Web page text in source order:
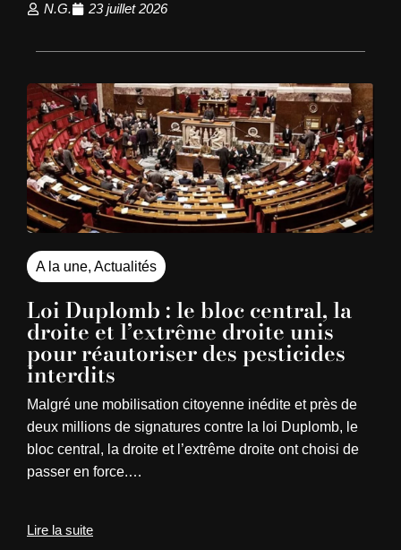
N.G. 23 juillet 2026
A la une, Actualités
Loi Duplomb : le bloc central, la
droite et l’extrême droite unis
pour réautoriser des pesticides
interdits
Malgré une mobilisation citoyenne inédite et près de
deux millions de signatures contre la loi Duplomb, le
bloc central, la droite et l’extrême droite ont choisi de
passer en force.…
Lire la suite